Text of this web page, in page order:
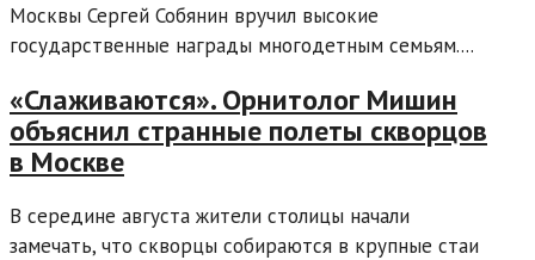
Москвы Сергей Собянин вручил высокие
государственные награды многодетным семьям....
«Слаживаются». Орнитолог Мишин
объяснил странные полеты скворцов
в Москве
В середине августа жители столицы начали
замечать, что скворцы собираются в крупные стаи